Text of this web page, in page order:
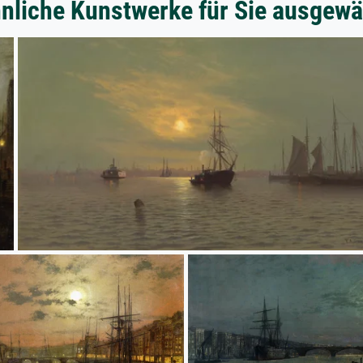
Kunstwerke für Sie